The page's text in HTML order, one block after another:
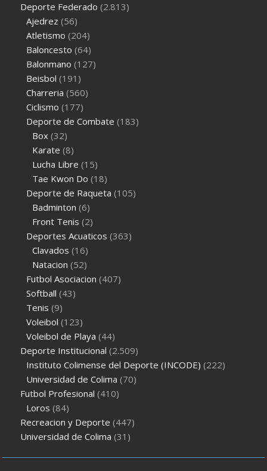
Deporte Federado (2.813)
Ajedrez (56)
Atletismo (204)
Baloncesto (64)
Balonmano (127)
Beisbol (191)
Charreria (560)
Ciclismo (177)
Deporte de Combate (183)
Box (32)
Karate (8)
Lucha Libre (15)
Tae Kwon Do (18)
Deporte de Raqueta (105)
Badminton (6)
Front Tenis (2)
Deportes Acuaticos (363)
Clavados (16)
Natacion (52)
Futbol Asociacion (407)
Softball (43)
Tenis (9)
Voleibol (123)
Voleibol de Playa (44)
Deporte Institucional (2.509)
Instituto Colimense del Deporte (INCODE) (222)
Universidad de Colima (70)
Futbol Profesional (410)
Loros (84)
Recreacion y Deporte (447)
Universidad de Colima (31)